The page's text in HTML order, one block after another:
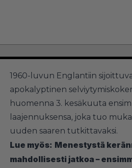
1960-luvun Englantiin
apokalyptinen
huomenna 3. kesäkuuta
laajennuksensa, joka tuo
uuden saaren tutkittavaksi.
Lue myös: Menestystä
mahdollisesti jatkoa –